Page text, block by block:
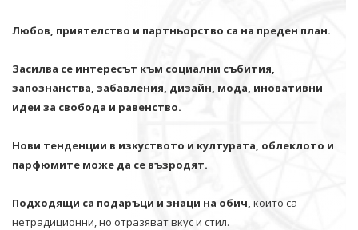
Любов, приятелство и партньорство са на преден план.
Засилва се интересът към социални събития,
запознанства, забавления, дизайн, мода, иновативни
идеи за свобода и равенство.
Нови тенденции в изкуството и културата, облеклото и
парфюмите може да се възродят.
Подходящи са подаръци и знаци на обич, които са
нетрадиционни, но отразяват вкус и стил.